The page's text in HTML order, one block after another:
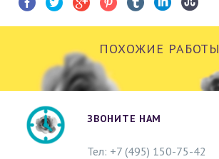
ПОХОЖИЕ РАБОТЫ
ЗВОНИТЕ НАМ
Тел: +7 (495) 150-75-42